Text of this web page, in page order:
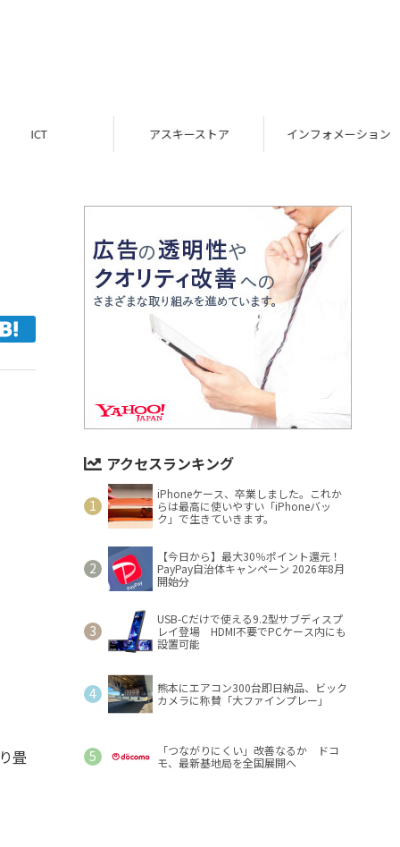
ICT アスキーストア インフォメーション
畳
アクセスランキング
iPhoneケース、卒業しました。これか
らは最高に使いやすい「iPhoneバッ
ク」で生きていきます。
【今日から】最大30％ポイント還元！
PayPay自治体キャンペーン 2026年8月
開始分
USB-Cだけで使える9.2型サブディスプ
レイ登場 HDMI不要でPCケース内にも
設置可能
熊本にエアコン300台即日納品、ビック
カメラに称賛「大ファインプレー」
「つながりにくい」改善なるか ドコ
モ、最新基地局を全国展開へ